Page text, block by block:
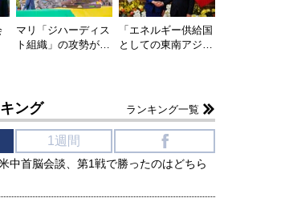
ほしい「極東
ける日米韓安
ホルムズ海峡危機で加速したエ
ネルギー転換が「中国依存」に
マリ「ジハーディス
ト組織」の攻勢が…
「エネルギー供給国
としての東南アジ…
ング ランキング一覧
1週間
中首脳会談、第1戦で勝ったのはどちら